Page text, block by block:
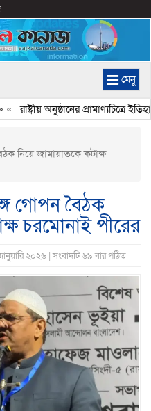
মেনু
রাষ্ট্রীয় অনুষ্ঠানের প্রামাণ্যচিত্রে
নিয়ে জামায়াতকে কটাক্ষ
গোপন বৈঠক
চরমোনাই পীরের
২০২৬ | সংবাদটি ৬৯ বার পঠিত